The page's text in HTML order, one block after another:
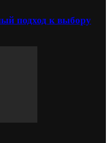
подход к выбору